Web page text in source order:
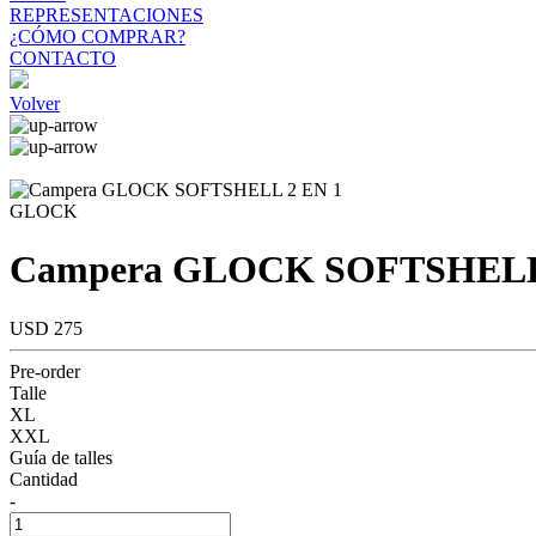
REPRESENTACIONES
¿CÓMO COMPRAR?
CONTACTO
Volver
GLOCK
Campera GLOCK
USD 275
Pre-order
Talle
XL
XXL
Guía de talles
Cantidad
-